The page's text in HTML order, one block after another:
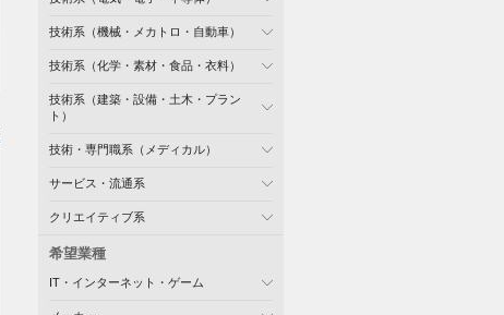
技術系（機械・メカトロ・自動車）
技術系（化学・素材・食品・衣料）
技術系（建築・設備・土木・プラン
ト）
技術・専門職系（メディカル）
サービス・流通系
クリエイティブ系
希望業種
IT・インターネット・ゲーム